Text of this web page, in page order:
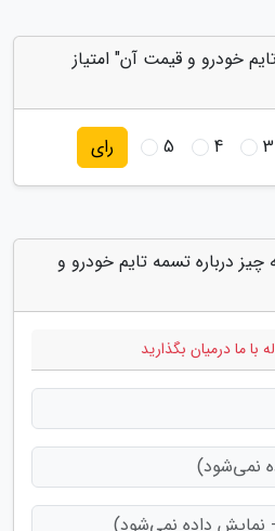
خودرو و قیمت آن" امتیاز
3
4
5 رای
درباره تسمه تایم خودرو و
با ما درمیان بگذارید